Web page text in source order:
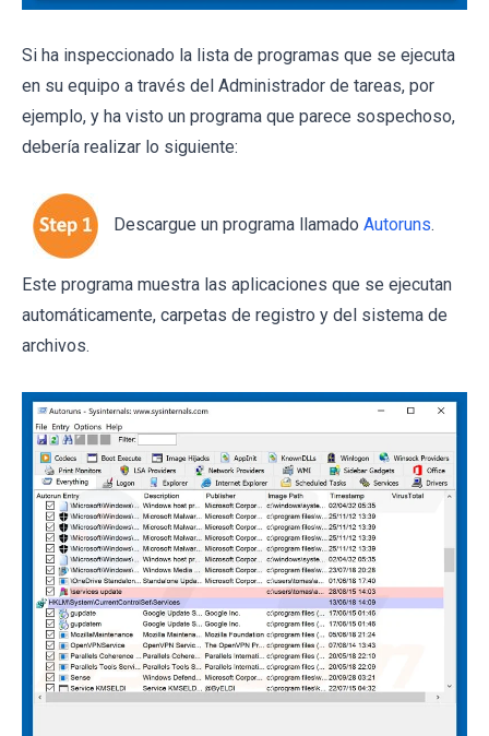
Si ha inspeccionado la lista de programas que se ejecuta
en su equipo a través del Administrador de tareas, por
ejemplo, y ha visto un programa que parece sospechoso,
debería realizar lo siguiente:
Descargue un programa llamado Autoruns.
Este programa muestra las aplicaciones que se ejecutan
automáticamente, carpetas de registro y del sistema de
archivos.